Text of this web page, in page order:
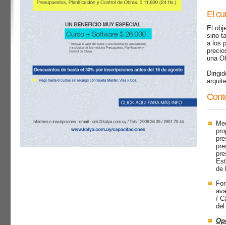
El
El
sino
a los
una
de
/
del